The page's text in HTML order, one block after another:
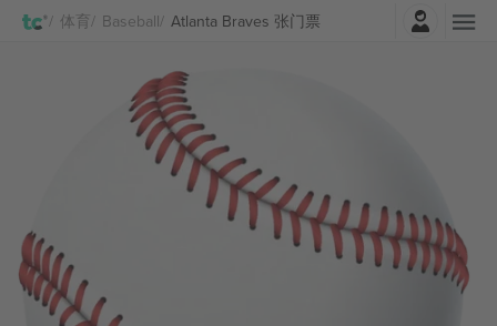
体育 Baseball Atlanta Braves 张门票
登录